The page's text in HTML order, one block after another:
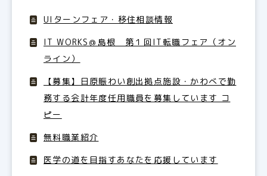
UIターンフェア・移住相談情報
IT WORKS＠島根 第１回IT転職フェア（オン
ライン）
【募集】日原賑わい創出拠点施設・かわべで勤
務する会計年度任用職員を募集しています コ
ピー
無料職業紹介
医学の道を目指すあなたを応援しています